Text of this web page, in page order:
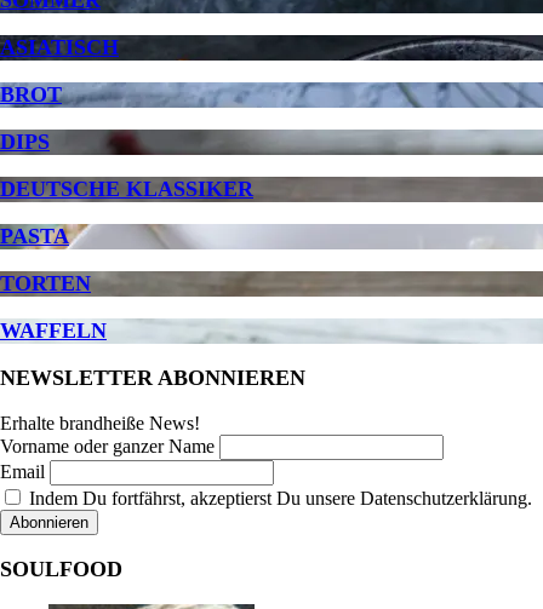
ASIATISCH
BROT
DIPS
DEUTSCHE KLASSIKER
PASTA
TORTEN
WAFFELN
NEWSLETTER ABONNIEREN
Erhalte brandheiße News!
Vorname oder ganzer Name
Email
Indem Du fortfährst, akzeptierst Du unsere Datenschutzerklärung.
SOULFOOD